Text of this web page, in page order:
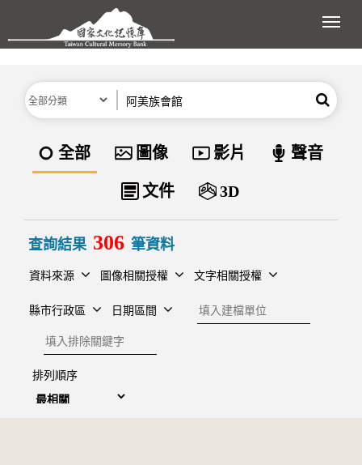
跳到主要內容區塊
展
分類 搜尋
資料類型
全部 圖像 影片 聲音
文件 3D
查詢結果 306 筆資料
資料來源 圖像相關授權 文字相關授權
縣市行政區 日期區間
建檔單位
排除關鍵字
排列順序